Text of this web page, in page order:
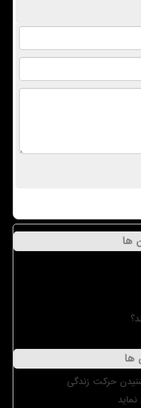
ها
ها
حرکت زندگی